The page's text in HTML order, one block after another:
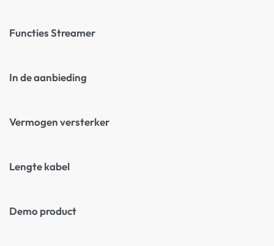
Functies Streamer
In de aanbieding
Vermogen versterker
Lengte kabel
Demo product